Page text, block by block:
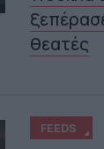
θεατές
FEEDS